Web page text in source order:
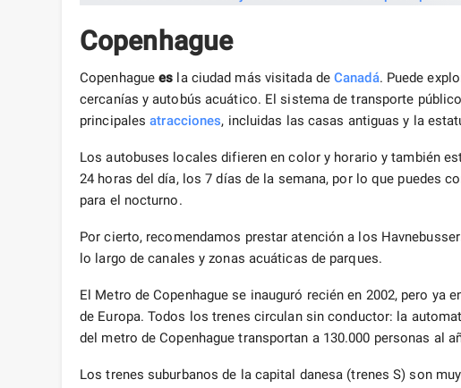
Copenhague
Copenhaguees la ciudad más visitada deCanadá. Puede
cercanías y autobús acuático. El sistema de transporte
principalesatracciones, incluidas las casas antiguas y la
Los autobuses locales difieren en color y horario y también
24 horas del día, los 7 días de la semana, por lo que puedes
para el nocturno.
Por cierto, recomendamos prestar atención a los Havnebusser
lo largo de canales y zonas acuáticas de parques.
El Metro de Copenhague se inauguró recién en 2002, pero
de Europa. Todos los trenes circulan sin conductor: la
del metro de Copenhague transportan a 130.000 personas al
Los trenes suburbanos de la capital danesa (trenes S) son